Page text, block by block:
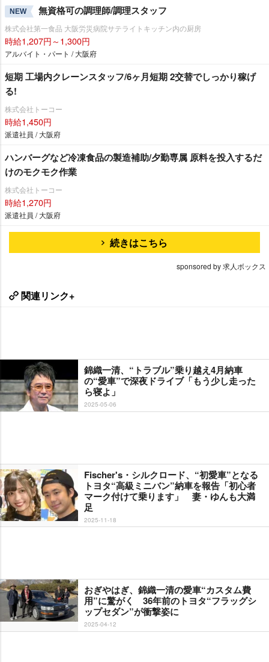
NEW 無資格可の調理師/調理スタッフ
株式会社第一食品 大阪労災病院サテライトキッチン内の厨房
時給1,207円～1,300円
アルバイト・パート / 大阪府
短期 工場内クレーンスタッフ/6ヶ月短期 2交替でしっかり稼げ
る!
株式会社トーコー
時給1,450円
派遣社員 / 大阪府
ハンバーグなど冷凍食品の製造補助/夕勤専属 原料を投入するだ
けのモクモク作業
株式会社トーコー
時給1,270円
派遣社員 / 大阪府
続きはこちら
sponsored by 求人ボックス
関連リンク+
錦織一清、“トラブル”乗り越え4月納車
の“愛車”で深夜ドライブ「もう少し走った
ら寝よ」
2025-05-06
Fischer's・シルクロード、“初愛車”となる
トヨタ“高級ミニバン”納車を報告「初心者
マーク付けて乗ります」 妻・ゆんも大満
足
2025-11-18
おぎやはぎ、錦織一清の愛車“カスタム費
用”に驚がく 36年前のトヨタ“フラッグシ
ップセダン”が衝撃姿に
2025-04-12